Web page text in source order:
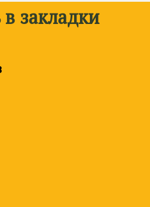
закладки